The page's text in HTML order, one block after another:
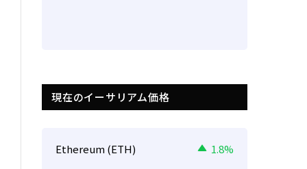
現在のイーサリアム価格
Ethereum (ETH) 1.8%